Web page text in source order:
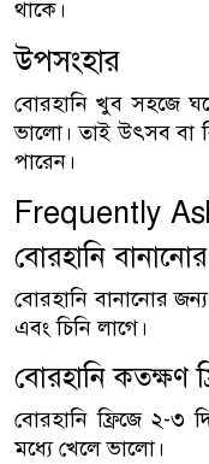
থাকে।
উপসংহার
বোরহানি খুব সহজে
ভালো। তাই উৎসব বা
পারেন।
Frequently
বোরহানি
বোরহানি বানানোর
এবং চিনি লাগে।
বোরহানি কতক্ষণ
বোরহানি ফ্রিজে ২-৩
মধ্যে খেলে ভালো।